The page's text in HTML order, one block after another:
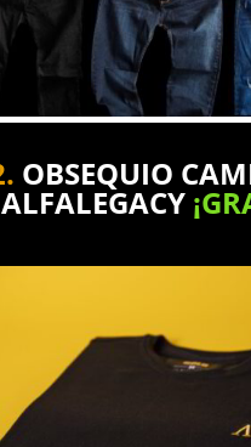
OBSEQUIO
ALFALEGACY